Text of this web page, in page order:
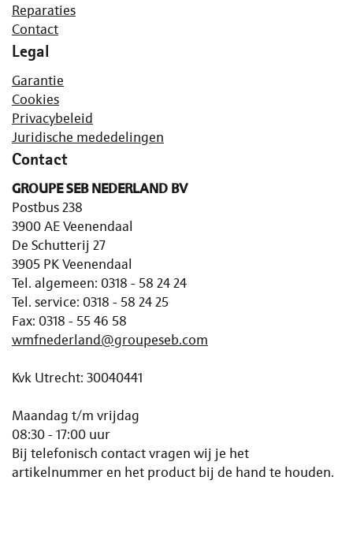
Reparaties
Contact
Legal
Garantie
Cookies
Privacybeleid
Juridische mededelingen
Contact
GROUPE SEB NEDERLAND BV
Postbus 238
3900 AE Veenendaal
De Schutterij 27
3905 PK Veenendaal
Tel. algemeen: 0318 - 58 24 24
Tel. service: 0318 - 58 24 25
Fax: 0318 - 55 46 58
wmfnederland@groupeseb.com
Kvk Utrecht: 30040441
Maandag t/m vrijdag
08:30 - 17:00 uur
Bij telefonisch contact vragen wij je het
artikelnummer en het product bij de hand te houden.